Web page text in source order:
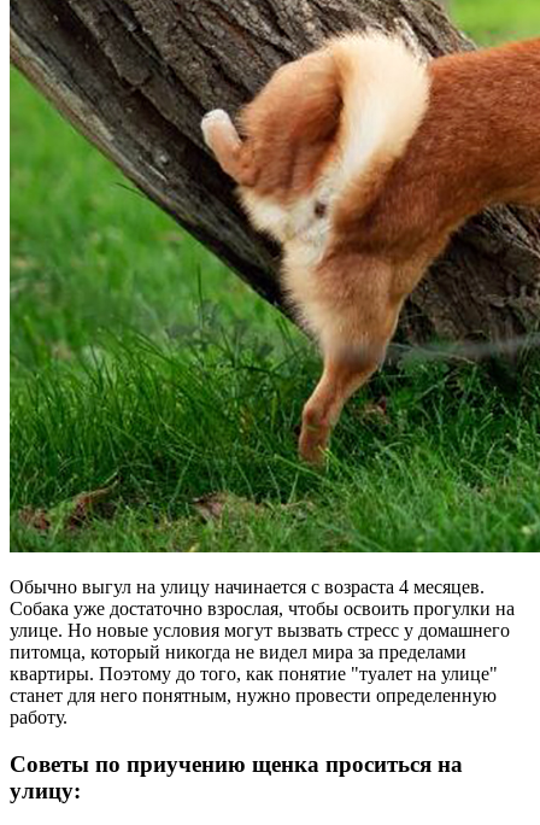
Обычно выгул на улицу начинается с возраста 4 месяцев.
Собака уже достаточно взрослая, чтобы освоить прогулки на
улице. Но новые условия могут вызвать стресс у домашнего
питомца, который никогда не видел мира за пределами
квартиры. Поэтому до того, как понятие "туалет на улице"
станет для него понятным, нужно провести определенную
работу.
Советы по приучению щенка проситься на
улицу: